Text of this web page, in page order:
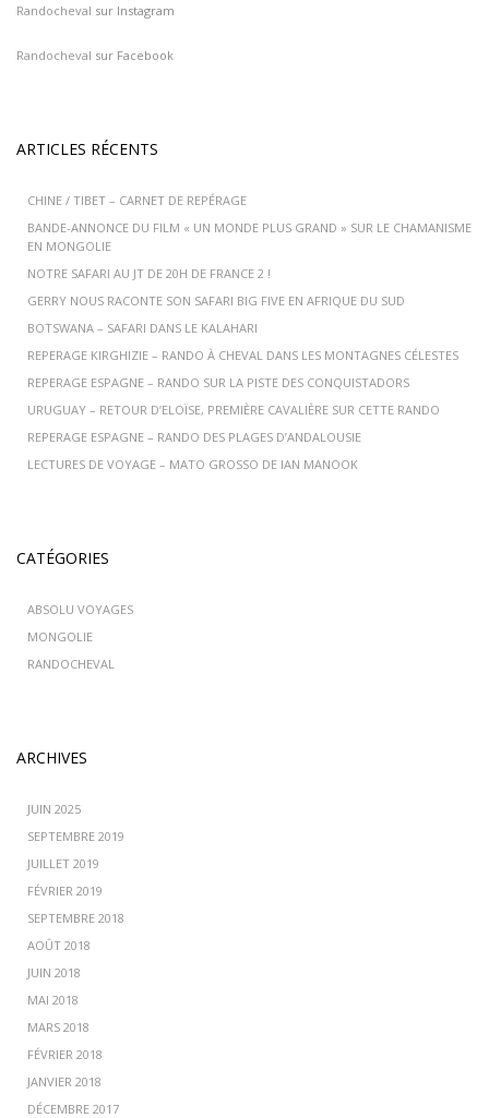
Randocheval sur Instagram
Randocheval sur Facebook
ARTICLES RÉCENTS
CHINE / TIBET – CARNET DE REPÉRAGE
BANDE-ANNONCE DU FILM « UN MONDE PLUS GRAND » SUR LE CHAMANISME
EN MONGOLIE
NOTRE SAFARI AU JT DE 20H DE FRANCE 2 !
GERRY NOUS RACONTE SON SAFARI BIG FIVE EN AFRIQUE DU SUD
BOTSWANA – SAFARI DANS LE KALAHARI
REPERAGE KIRGHIZIE – RANDO À CHEVAL DANS LES MONTAGNES CÉLESTES
REPERAGE ESPAGNE – RANDO SUR LA PISTE DES CONQUISTADORS
URUGUAY – RETOUR D’ELOÏSE, PREMIÈRE CAVALIÈRE SUR CETTE RANDO
REPERAGE ESPAGNE – RANDO DES PLAGES D’ANDALOUSIE
LECTURES DE VOYAGE – MATO GROSSO DE IAN MANOOK
CATÉGORIES
ABSOLU VOYAGES
MONGOLIE
RANDOCHEVAL
ARCHIVES
JUIN 2025
SEPTEMBRE 2019
JUILLET 2019
FÉVRIER 2019
SEPTEMBRE 2018
AOÛT 2018
JUIN 2018
MAI 2018
MARS 2018
FÉVRIER 2018
JANVIER 2018
DÉCEMBRE 2017